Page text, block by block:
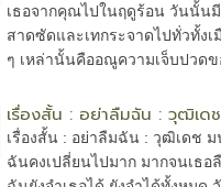
เธอจากคุณไปในฤดูร้อน วันนั้น
สาดซัดและเทกระจาดไปทั่วทั้งเ
ๆ เหล่านั้นคืออณูความเจ็บปวดขอ
เรื่องสั้น : อย่าลืมฉัน : วุฒิเด
เรื่องสั้น : อย่าลืมฉัน : วุฒิเดช
ฉันคงเปลี่ยนไปมาก มากจนเธอ